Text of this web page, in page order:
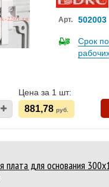
Арт. 502003
Срок
Цена за 1 шт:
881,78 руб.
плата для основания